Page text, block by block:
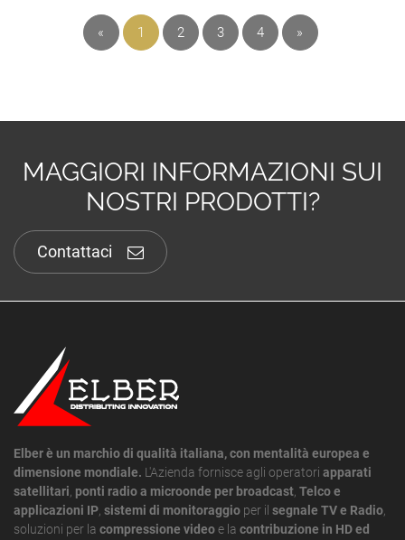
« 1 2 3 4 »
MAGGIORI INFORMAZIONI SUI
NOSTRI PRODOTTI?
Contattaci
Elber è un marchio di qualità italiana, con mentalità europea e
dimensione mondiale. L'Azienda fornisce agli operatori apparati
satellitari ponti radio a microonde per broadcast Telco e
applicazioni IP sistemi di monitoraggio per il segnale TV e Radio
soluzioni per la compressione videoe la contribuzione in HD ed